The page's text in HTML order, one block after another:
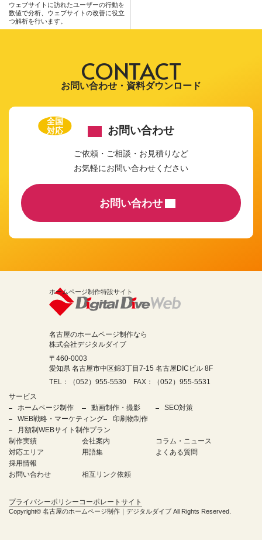
ウェブサイトに訪れたユーザーの行動を
数値で分析、ウェブサイトの改善に役立
つ解析を行います。
CONTACT
お問い合わせ・資料ダウンロード
全国
対応
お問い合わせ
ご依頼・ご相談・お見積りなど
お気軽にお問い合わせください
お問い合わせ
ホームページ制作特設サイト
名古屋のホームページ制作なら
株式会社デジタルダイブ
〒460-0003
愛知県 名古屋市中区錦3丁目7-15 名古屋DICビル 8F
TEL：（052）955-5530 FAX：（052）955-5531
サービス
ホームページ制作
動画制作・撮影
SEO対策
WEB戦略・マーケティング
印刷物制作
月額制WEBサイト制作プラン
制作実績
会社案内
コラム・ニュース
対応エリア
用語集
よくある質問
採用情報
お問い合わせ
相互リンク依頼
プライバシーポリシーコーポレートサイト
Copyright© 名古屋のホームページ制作｜デジタルダイブ All Rights Reserved.